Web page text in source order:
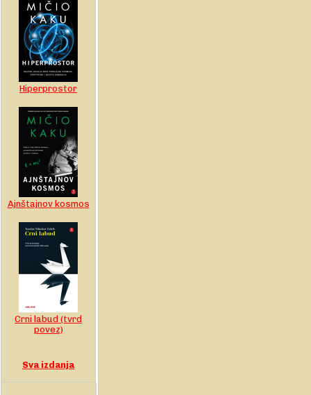
Hiperprostor
Ajnštajnov kosmos
Crni labud (tvrd
povez)
Sva izdanja